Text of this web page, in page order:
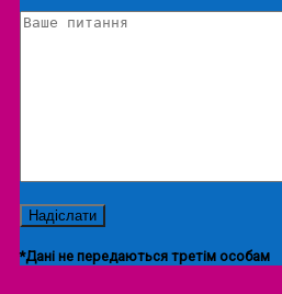
*Дані не передаються третім особам